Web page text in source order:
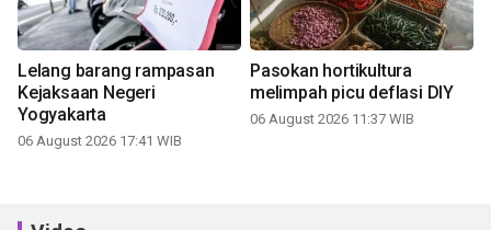
Lelang barang rampasan
Kejaksaan Negeri
Yogyakarta
06 August 2026 17:41 WIB
Pasokan hortikultura
melimpah picu deflasi DIY
06 August 2026 11:37 WIB